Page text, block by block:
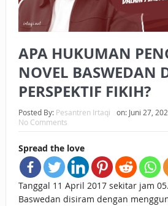
KEPEMILIKANNYA BERUBAH
HUKUM MEMBAYAR ZAKAT DENGAN
HUKUM MEMBAYAR ZAKAT KEPADA
APA HUKUMAN
NOVEL BASWEDAN
PERSPEKTIF FIKIH?
Posted By: Pesantren Irtaqi on: Juni 27,
No Comments
Spread the love
Tanggal 11 April 2017 sekitar jam
Baswedan disiram dengan